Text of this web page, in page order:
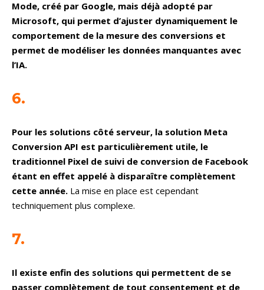
Mode, créé par Google, mais déjà adopté par
Microsoft, qui permet d’ajuster dynamiquement le
comportement de la mesure des conversions et
permet de modéliser les données manquantes avec
l’IA.
6.
Pour les solutions côté serveur, la solution Meta
Conversion API est particulièrement utile, le
traditionnel Pixel de suivi de conversion de Facebook
étant en effet appelé à disparaître complètement
cette année. La mise en place est cependant
techniquement plus complexe.
7.
Il existe enfin des solutions qui permettent de se
passer complètement de tout consentement et de